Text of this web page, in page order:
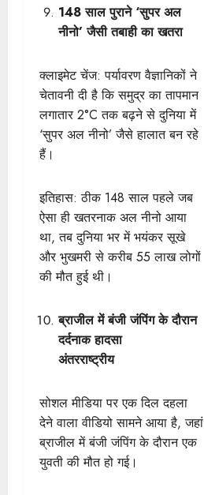
148 साल पुराने ‘सुपर अल
नीनो’ जैसी तबाही का खतरा
क्लाइमेट चेंज: पर्यावरण वैज्ञानिकों ने
चेतावनी दी है कि समुद्र का तापमान
लगातार 2°C तक बढ़ने से दुनिया में
‘सुपर अल नीनो’ जैसे हालात बन रहे
हैं।
इतिहास: ठीक 148 साल पहले जब
ऐसा ही खतरनाक अल नीनो आया
था, तब दुनिया भर में भयंकर सूखे
और भुखमरी से करीब 55 लाख लोगों
की मौत हुई थी।
ब्राजील में बंजी जंपिंग के दौरान
दर्दनाक हादसा
अंतरराष्ट्रीय
सोशल मीडिया पर एक दिल दहला
देने वाला वीडियो सामने आया है, जहां
ब्राजील में बंजी जंपिंग के दौरान एक
युवती की मौत हो गई।